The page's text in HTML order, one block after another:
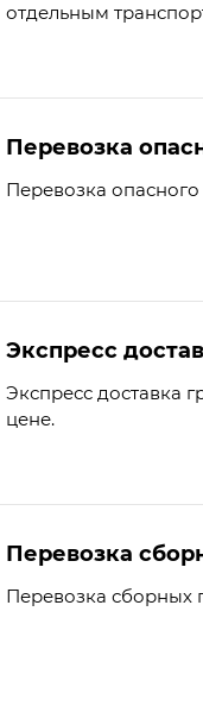
отдельным
Перевозка
Перевозка
Экспресс
Экспресс доставка
цене.
Перевозка
Перевозка сборных